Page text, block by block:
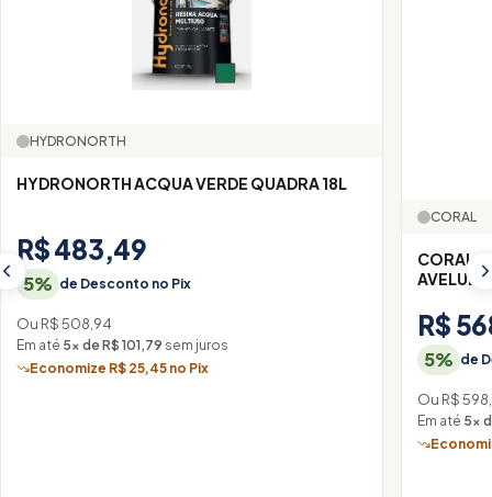
HYDRONORTH
HYDRONORTH ACQUA VERDE QUADRA 18L
R$ 483,49
5% de Desconto no Pix
Ou R$ 508,94
Em até 5× de R$ 101,79 sem juros
Economize R$ 25,45 no Pix
CORAL
CORAL
R$
5% de
Ou R$
Em até 5×